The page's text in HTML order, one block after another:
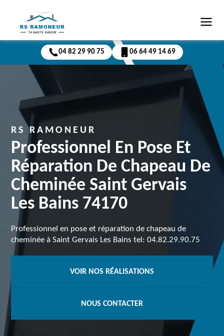
04 82 29 90 75 06 64 49 14 69
RS RAMONEUR
Professionnel En Pose Et
Réparation De Chapeau De
Cheminée Saint Gervais
Les Bains 74170
Professionnel en pose et réparation de chapeau de
cheminée à Saint Gervais Les Bains tel: 04.82.29.90.75
VOIR NOS RÉALISATIONS
NOUS CONTACTER